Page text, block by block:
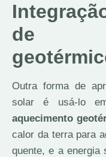
de
Outra forma de
solar é usá-lo
aquecimento
calor da terra para
quente, e a energia